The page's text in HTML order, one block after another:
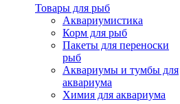
Товары для рыб
Аквариумистика
Корм для рыб
Пакеты для переноски
рыб
Аквариумы и тумбы для
аквариума
Химия для аквариума